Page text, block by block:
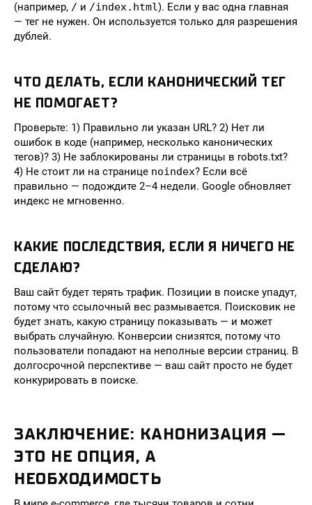
(например, / и /index.html). Если у вас одна главная
— тег не нужен. Он используется только для разрешения
дублей.
ЧТО ДЕЛАТЬ, ЕСЛИ КАНОНИЧЕСКИЙ ТЕГ
НЕ ПОМОГАЕТ?
Проверьте: 1) Правильно ли указан URL? 2) Нет ли
ошибок в коде (например, несколько канонических
тегов)? 3) Не заблокированы ли страницы в robots.txt?
4) Не стоит ли на странице noindex? Если всё
правильно — подождите 2–4 недели. Google обновляет
индекс не мгновенно.
КАКИЕ ПОСЛЕДСТВИЯ, ЕСЛИ Я НИЧЕГО НЕ
СДЕЛАЮ?
Ваш сайт будет терять трафик. Позиции в поиске упадут,
потому что ссылочный вес размывается. Поисковик не
будет знать, какую страницу показывать — и может
выбрать случайную. Конверсии снизятся, потому что
пользователи попадают на неполные версии страниц. В
долгосрочной перспективе — ваш сайт просто не будет
конкурировать в поиске.
ЗАКЛЮЧЕНИЕ: КАНОНИЗАЦИЯ —
ЭТО НЕ ОПЦИЯ, А
НЕОБХОДИМОСТЬ